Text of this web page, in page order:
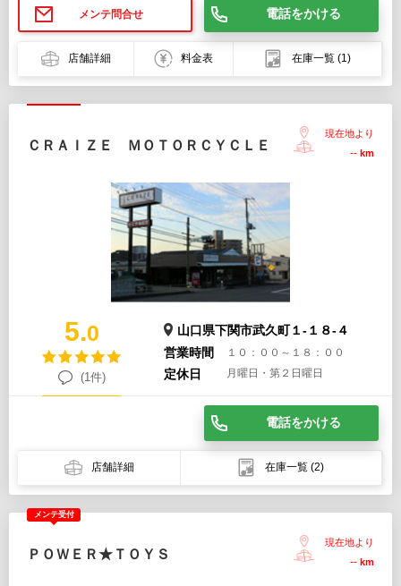
メンテ問合せ 電話をかける
店舗詳細 料金表 在庫一覧 (1)
ＣＲＡＩＺＥ ＭＯＴＯＲＣＹＣＬＥ
現在地より
-- km
5.0
(1件)
山口県下関市武久町１-１８-４
営業時間
１０：００～１８：００
定休日 月曜日・第２日曜日
電話をかける
店舗詳細 在庫一覧 (2)
メンテ受付
ＰＯＷＥＲ★ＴＯＹＳ
現在地より
-- km